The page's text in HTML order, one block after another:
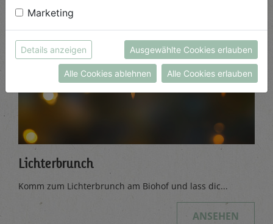
Lichterbrunch
Komm zum Lichterbrunch am Biohof und lass dic...
ANSEHEN
auch entscheiden, welche Cookies du erlauben
möchtest.
Weitere Informationen findest du in unserer
Datenschutzerklärung
bzw. imImpressum
Marketing
Details anzeigen Ausgewählte Cookies erlauben
Alle Cookies ablehnen Alle Cookies erlauben